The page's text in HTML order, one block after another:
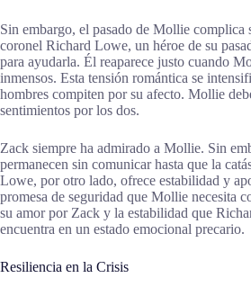
Sin embargo, el pasado de Mollie complica
coronel Richard Lowe, un héroe de su
para ayudarla. Él reaparece justo cuando
inmensos. Esta tensión romántica se
hombres compiten por su afecto. Mollie
sentimientos por los dos.
Zack siempre ha admirado a Mollie. Sin
permanecen sin comunicar hasta que la
Lowe, por otro lado, ofrece estabilidad y
promesa de seguridad que Mollie necesita
su amor por Zack y la estabilidad que
encuentra en un estado emocional precario.
Resiliencia en la Crisis